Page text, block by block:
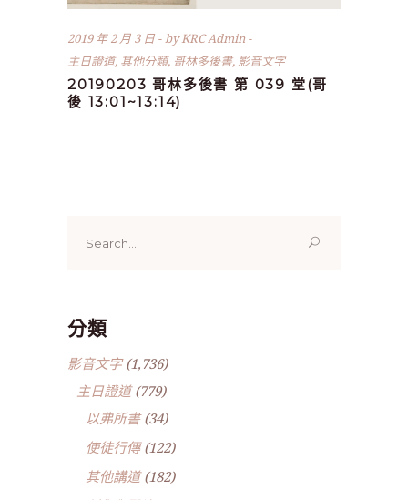
2019 年 2 月 3 日 byKRC Admin
主日證道, 其他分類, 哥林多後書, 影音文字
20190203 哥林多後書 第 039 堂(哥
後 13:01~13:14)
for:
分類
影音文字(1,736)
主日證道(779)
以弗所書(34)
使徒行傳(122)
其他講道(182)